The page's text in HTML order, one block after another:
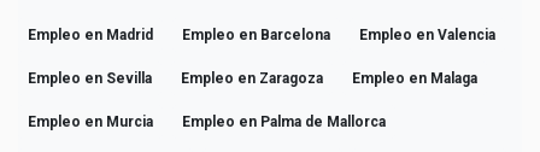
Empleo en Madrid Empleo en Barcelona Empleo en Valencia
Empleo en Sevilla Empleo en Zaragoza Empleo en Malaga
Empleo en Murcia Empleo en Palma de Mallorca